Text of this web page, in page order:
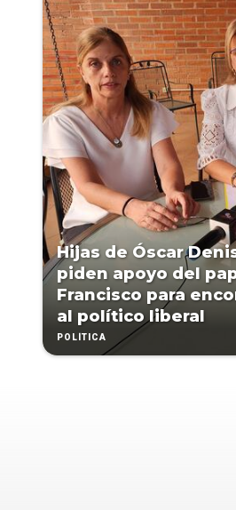
Hijas de Óscar
piden apoyo del
Francisco para
al político liberal
POLÍTICA